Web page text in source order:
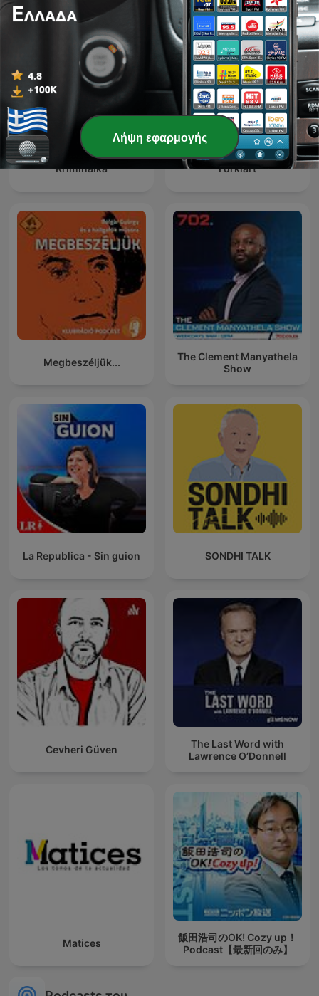
Kriminálka Forklart
Megbeszéljük...
The Clement Manyathela
Show
La Republica - Sin guion SONDHI TALK
Cevheri Güven
The Last Word with
Lawrence O’Donnell
Matices
飯田浩司のOK! Cozy up！
Podcast【最新回のみ】
Λήψη εφαρμογής